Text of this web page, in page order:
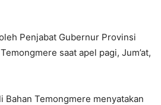
Penjabat Gubernur Provinsi
saat apel pagi, Jum’at,
Bahan Temongmere menyatakan